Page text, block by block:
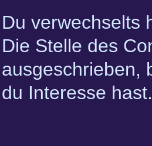
Du verwechselts
Die Stelle des
ausgeschrieben,
du Interesse hast.